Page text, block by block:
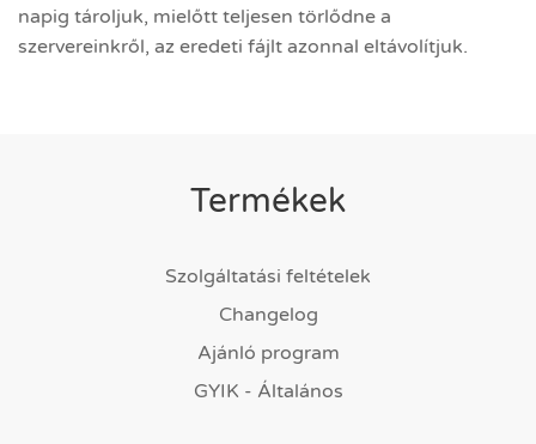
napig tároljuk, mielőtt teljesen törlődne a
szervereinkről, az eredeti fájlt azonnal eltávolítjuk.
Termékek
Szolgáltatási feltételek
Changelog
Ajánló program
GYIK - Általános